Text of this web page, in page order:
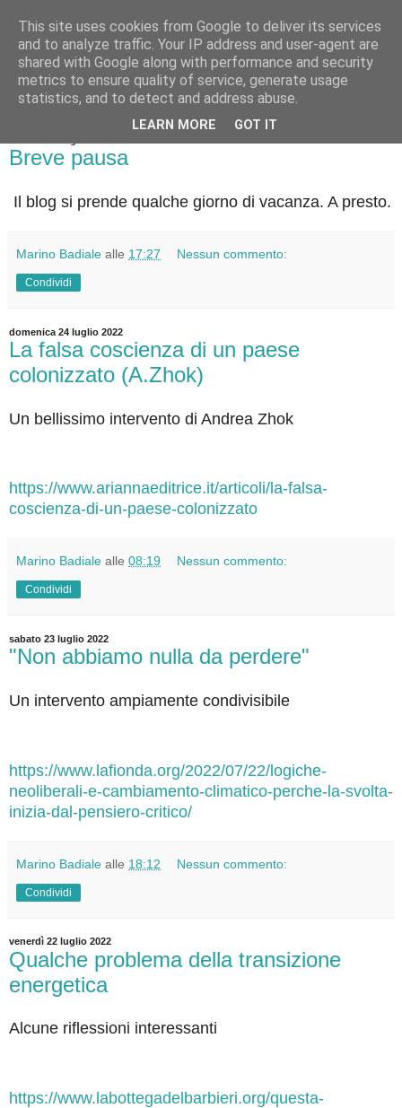
Badiale & Tringali
Breve pausa
Il blog si prende qualche giorno di vacanza. A presto.
Marino Badiale alle 17:27 Nessun commento:
Condividi
domenica 24 luglio 2022
La falsa coscienza di un paese
colonizzato (A.Zhok)
Un bellissimo intervento di Andrea Zhok
https://www.ariannaeditrice.it/articoli/la-falsa-
coscienza-di-un-paese-colonizzato
Marino Badiale alle 08:19 Nessun commento:
Condividi
sabato 23 luglio 2022
"Non abbiamo nulla da perdere"
Un intervento ampiamente condivisibile
https://www.lafionda.org/2022/07/22/logiche-
neoliberali-e-cambiamento-climatico-perche-la-svolta-
inizia-dal-pensiero-critico/
Marino Badiale alle 18:12 Nessun commento:
Condividi
venerdì 22 luglio 2022
Qualche problema della transizione
energetica
Alcune riflessioni interessanti
https://www.labottegadelbarbieri.org/questa-
This site uses cookies from Google to deliver its services
and to analyze traffic. Your IP address and user-agent are
shared with Google along with performance and security
metrics to ensure quality of service, generate usage
statistics, and to detect and address abuse.
LEARN MORE GOT IT